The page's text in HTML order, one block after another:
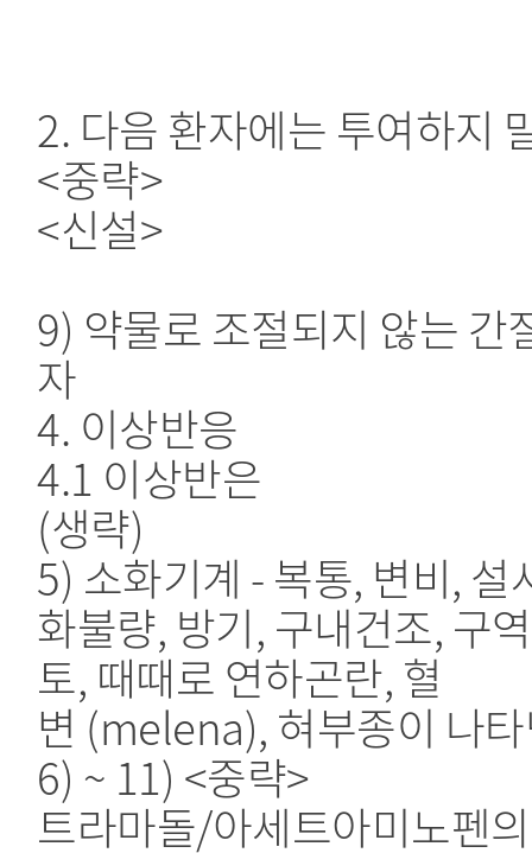
2. 다음 환자에는 투여하지
<중략>
<신설>
9) 약물로 조절되지 않는 간
자
4. 이상반응
4.1 이상반은
(생략)
5) 소화기계 - 복통, 변비, 설
화불량, 방기, 구내건조, 구
토, 때때로 연하곤란, 혈
변 (melena), 혀부종이 나
6) ~ 11) <중략>
트라마돌/아세트아미노펜